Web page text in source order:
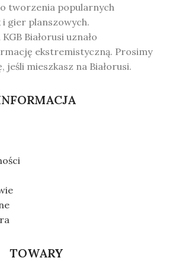
tworzenia popularnych
i gier planszowych.
Białorusi uznało
ekstremistyczną. Prosimy
jeśli mieszkasz na Białorusi.
TOWARY